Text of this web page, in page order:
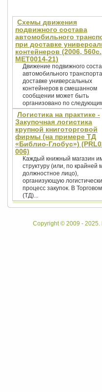
Схемы движения
подвижного состава
автомобильного
при доставке
контейнеров (2006,
MET0014-21)
Движение подвижного
автомобильного
доставке универсальных
контейнеров в смешанном
сообщении может быть
организовано по
Логистика на практике -
Закупочная логистика
крупной книготорговой
фирмы (на примере ТД
«Библио-Глобус»)
006)
Каждый книжный магазин
структуру (или, по крайней
должностное лицо),
организующую
процесс закупок. В
(ТД)...
Copyright © 2009 - 2025.